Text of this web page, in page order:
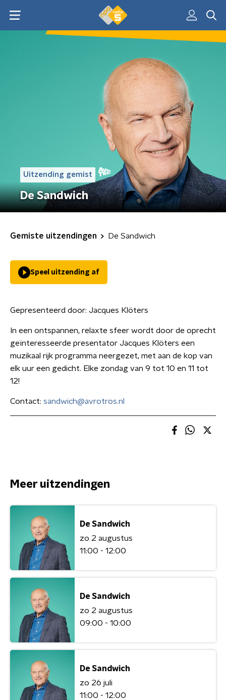
Uitzending gemist
De Sandwich
Gemiste uitzendingen De Sandwich
Speel uitzending af
Gepresenteerd door: Jacques Klöters
In een ontspannen, relaxte sfeer wordt door de oprecht
geïnteresseerde presentator Jacques Klöters een
muzikaal rijk programma neergezet, met aan de kop van
elk uur een gedicht. Elke zondag van 9 tot 10 en 11 tot
12!
Contact: sandwich@avrotros.nl
Meer uitzendingen
De Sandwich
zo 2 augustus
11:00 - 12:00
De Sandwich
zo 2 augustus
09:00 - 10:00
De Sandwich
zo 26 juli
11:00 - 12:00